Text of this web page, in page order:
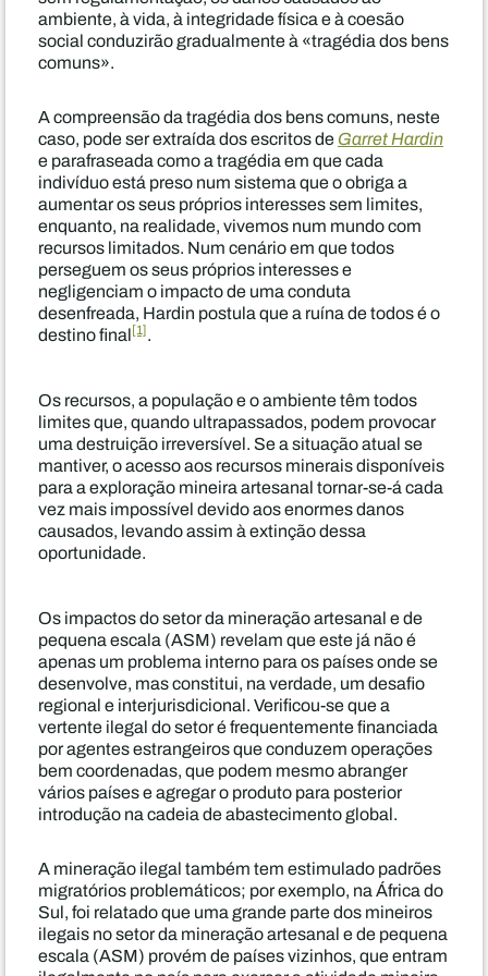
ambiente, à vida, à integridade física e à coesão
social conduzirão gradualmente à «tragédia dos bens
comuns».
A compreensão da tragédia dos bens comuns, neste
caso, pode ser extraída dos escritos deGarret Hardin
e parafraseada como a tragédia em que cada
indivíduo está preso num sistema que o obriga a
aumentar os seus próprios interesses sem limites,
enquanto, na realidade, vivemos num mundo com
recursos limitados. Num cenário em que todos
perseguem os seus próprios interesses e
negligenciam o impacto de uma conduta
desenfreada, Hardin postula que a ruína de todos é o
destino final[1].
Os recursos, a população e o ambiente têm todos
limites que, quando ultrapassados, podem provocar
uma destruição irreversível. Se a situação atual se
mantiver, o acesso aos recursos minerais disponíveis
para a exploração mineira artesanal tornar-se-á cada
vez mais impossível devido aos enormes danos
causados, levando assim à extinção dessa
oportunidade.
Os impactos do setor da mineração artesanal e de
pequena escala (ASM) revelam que este já não é
apenas um problema interno para os países onde se
desenvolve, mas constitui, na verdade, um desafio
regional e interjurisdicional. Verificou-se que a
vertente ilegal do setor é frequentemente financiada
por agentes estrangeiros que conduzem operações
bem coordenadas, que podem mesmo abranger
vários países e agregar o produto para posterior
introdução na cadeia de abastecimento global.
A mineração ilegal também tem estimulado padrões
migratórios problemáticos; por exemplo, na África do
Sul, foi relatado que uma grande parte dos mineiros
ilegais no setor da mineração artesanal e de pequena
escala (ASM) provém de países vizinhos, que entram